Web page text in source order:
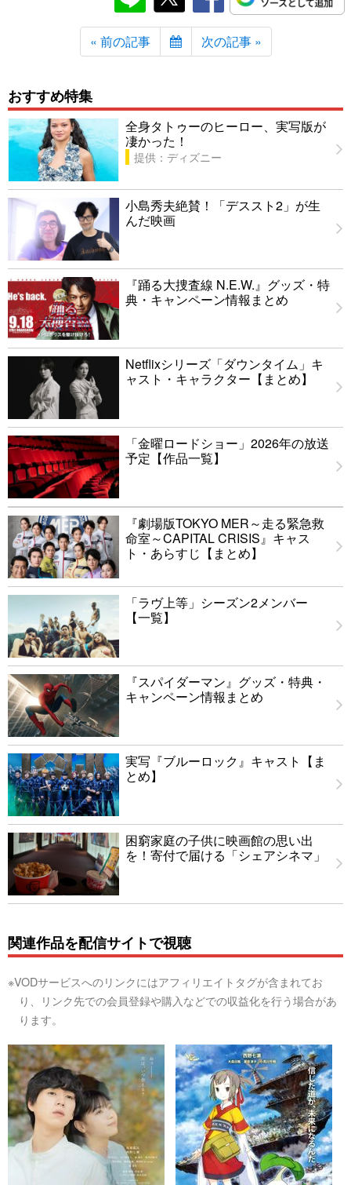
« 前の記事 次の記事 »
おすすめ特集
全身タトゥーのヒーロー、実写版が
凄かった！
提供：ディズニー
小島秀夫絶賛！「デススト2」が生
んだ映画
『踊る大捜査線 N.E.W.』グッズ・特
典・キャンペーン情報まとめ
Netflixシリーズ「ダウンタイム」キ
ャスト・キャラクター【まとめ】
「金曜ロードショー」2026年の放送
予定【作品一覧】
『劇場版TOKYO MER～走る緊急救
命室～CAPITAL CRISIS』キャス
ト・あらすじ【まとめ】
「ラヴ上等」シーズン2メンバー
【一覧】
『スパイダーマン』グッズ・特典・
キャンペーン情報まとめ
実写『ブルーロック』キャスト【ま
とめ】
困窮家庭の子供に映画館の思い出
を！寄付で届ける「シェアシネマ」
関連作品を配信サイトで視聴
※VODサービスへのリンクにはアフィリエイトタグが含まれてお
り、リンク先での会員登録や購入などでの収益化を行う場合があ
ります。